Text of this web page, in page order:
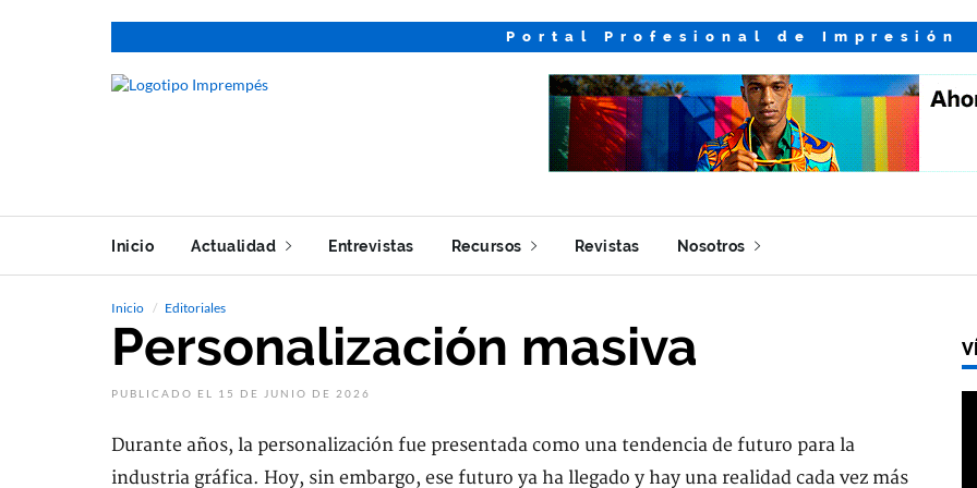
Portal Profesional de Impresión
Inicio Actualidad Entrevistas Recursos Revistas Nosotros
Inicio Editoriales
Personalización masiva
PUBLICADO EL 15 DE JUNIO DE 2026
Durante años, la personalización fue presentada como una tendencia de futuro para la
industria gráfica. Hoy, sin embargo, ese futuro ya ha llegado y hay una realidad cada vez más